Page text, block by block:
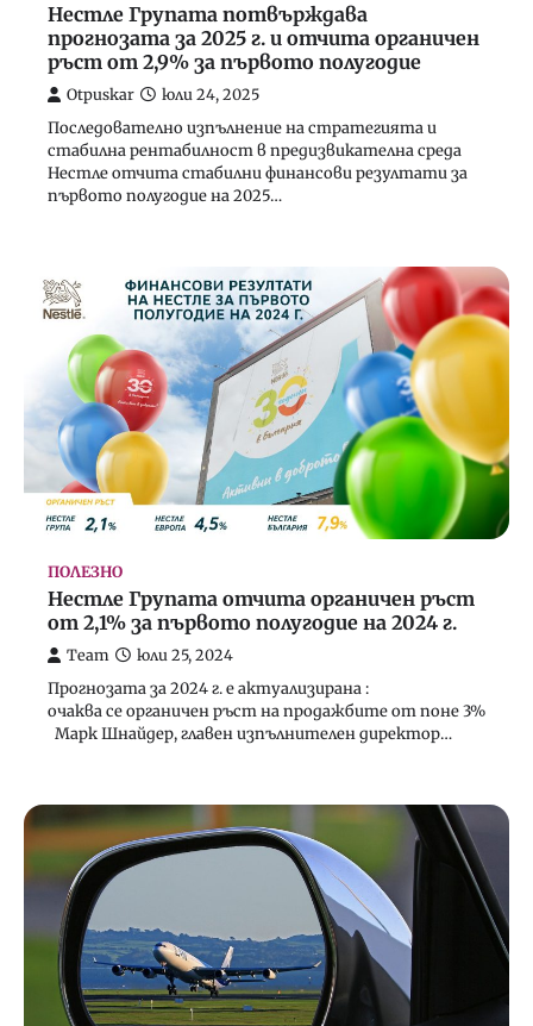
Нестле Групата потвърждава
прогнозата за 2025 г. и отчита органичен
ръст от 2,9% за първото полугодие
Otpuskar юли 24, 2025
Последователно изпълнение на стратегията и
стабилна рентабилност в предизвикателна среда
Нестле отчита стабилни финансови резултати за
първото полугодие на 2025…
ПОЛЕЗНО
Нестле Групата отчита органичен ръст
от 2,1% за първото полугодие на 2024 г.
Team юли 25, 2024
Прогнозата за 2024 г. е актуализирана :
очаква се органичен ръст на продажбите от поне 3%
Марк Шнайдер, главен изпълнителен директор…